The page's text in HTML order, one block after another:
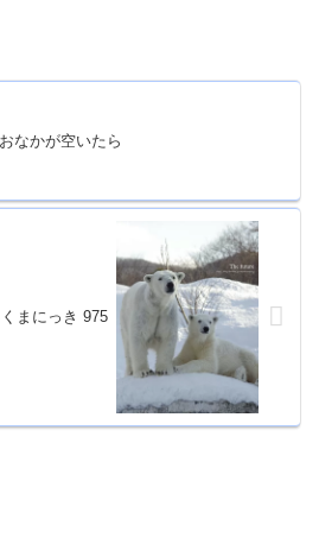
おなかが空いたら
まにっき 975